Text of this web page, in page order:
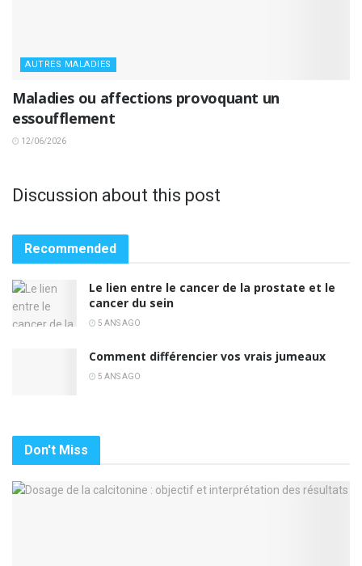
AUTRES MALADIES
Maladies ou affections provoquant un
essoufflement
12/06/2026
Discussion about this post
Recommended
Le lien entre le cancer de la prostate et le
cancer du sein
5 ANS AGO
Comment différencier vos vrais jumeaux
5 ANS AGO
Don't Miss